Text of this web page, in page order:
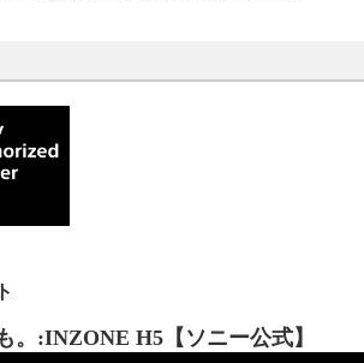
:INZONE H5【ソニー公式】